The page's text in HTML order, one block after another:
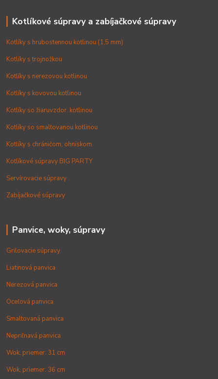
Kotlíkové súpravy a zabíjačkové súpravy
Kotlíky s hrubostennou kotlinou (1,5 mm)
Kotlíky s trojnožkou
Kotlíky s nerezovou kotlinou
Kotlíky s kovovou kotlinou
Kotlíky so žiaruvzdor. kotlinou
Kotlíky so smaltovanou kotlinou
Kotlíky s chráničom, ohniskom
Kotlíkové súpravy BIG PARTY
Servírovacie súpravy
Zabíjačkové súpravy
Panvice, woky, súpravy
Grilovacie súpravy
Liatinová panvica
Nerezová panvica
Oceľová panvica
Smaltovaná panvica
Nepriľnavá panvica
Wok, priemer: 31 cm
Wok, priemer: 36 cm